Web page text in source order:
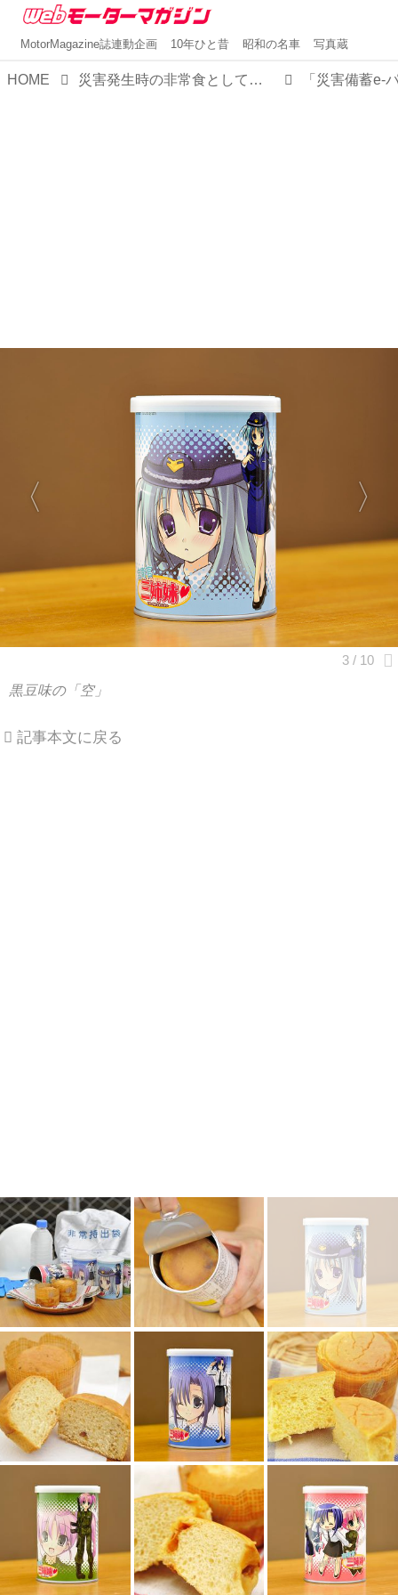
MotorMagazine誌連動企画 10年ひと昔 昭和の名車 写真蔵
HOME 災害発生時の非常食として「災害備蓄 e-パン」24缶セットを防災バッグに用意しておこう！【MMスタイル コレクション】 「災害備蓄e-
黒豆味の「空」
記事本文に戻る